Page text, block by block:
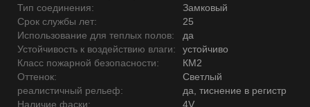
Тип соединения:
Замковый
Срок службы лет:
25
Использование для теплых полов:
да
Устойчивость к воздействию влаги:
устойчиво
Класс пожарной безопасности:
КМ2
Оттенок:
Светлый
реалистичный рельеф:
да, тиснение в регистр
Наличие фаски:
4V